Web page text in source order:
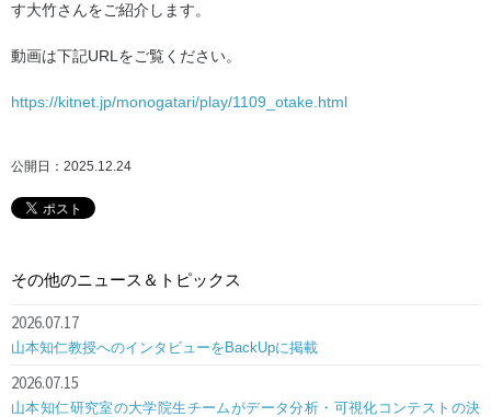
す大竹さんをご紹介します。
動画は下記URLをご覧ください。
https://kitnet.jp/monogatari/play/1109_otake.html
公開日：2025.12.24
その他のニュース＆トピックス
2026.07.17
山本知仁教授へのインタビューをBackUpに掲載
2026.07.15
山本知仁研究室の大学院生チームがデータ分析・可視化コンテストの決